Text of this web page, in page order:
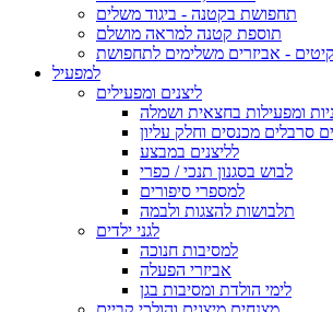
תחפושת בקטנה - ביגוד משלים
תוספת קטנה למראה מושלם
קיטים - אביזרים משלימים לתחפושת
למפעיל
ליצנים ומפעילים
ומפעילות בחצאית ושמלה
סרבלים מכנסים וחלק עליון
לליצנים במבצע
לבוש בסגנון תנכי / כפרי
למספרי סיפורים
תלבושות להצגות ולבמה
לגני ילדים
למסיבות חנוכה
אביזרי הפעלה
לימי הולדת ומסיבות בגן